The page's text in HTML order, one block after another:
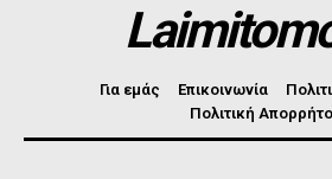
Για εμάς Επικοινωνία
Πολιτική